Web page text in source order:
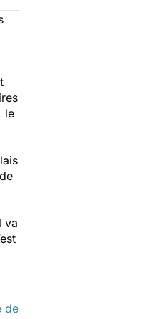
le
va
de